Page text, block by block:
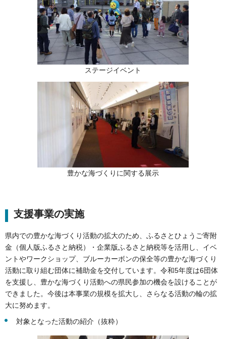
ステージイベント
豊かな海づくりに関する展示
支援事業の実施
県内での豊かな海づくり活動の拡大のため、ふるさとひょうご寄附
金（個人版ふるさと納税）・企業版ふるさと納税等を活用し、イベ
ントやワークショップ、ブルーカーボンの保全等の豊かな海づくり
活動に取り組む団体に補助金を交付しています。令和5年度は6団体
を支援し、豊かな海づくり活動への県民参加の機会を設けることが
できました。今後は本事業の規模を拡大し、さらなる活動の輪の拡
大に努めます。
対象となった活動の紹介（抜粋）